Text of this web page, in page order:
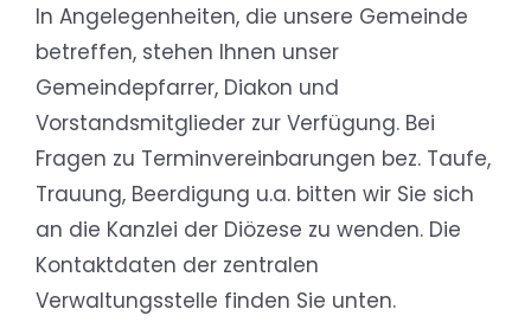
In Angelegenheiten, die unsere Gemeinde
betreffen, stehen Ihnen unser
Gemeindepfarrer, Diakon und
Vorstandsmitglieder zur Verfügung. Bei
Fragen zu Terminvereinbarungen bez. Taufe,
Trauung, Beerdigung u.a. bitten wir Sie sich
an die Kanzlei der Diözese zu wenden. Die
Kontaktdaten der zentralen
Verwaltungsstelle finden Sie unten.